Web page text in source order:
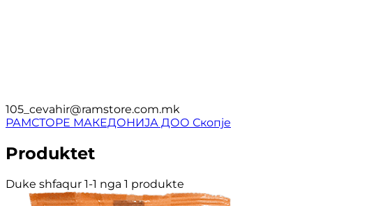
105_cevahir@ramstore.com.mk
РАМСТОРЕ МАКЕДОНИЈА ДОО Скопје
Produktet
Duke shfaqur 1-1 nga 1 produkte